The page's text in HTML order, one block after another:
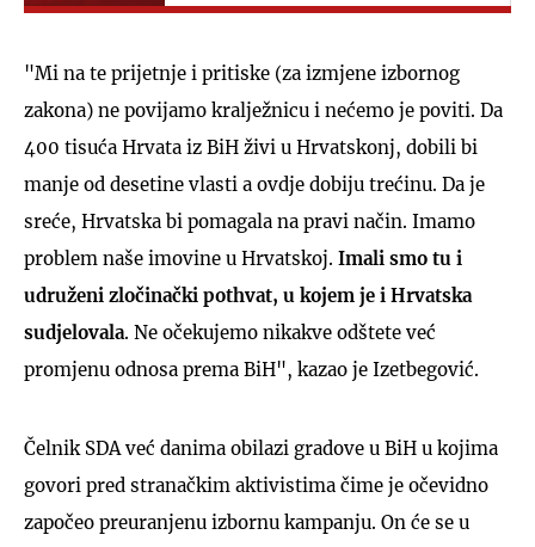
"Mi na te prijetnje i pritiske (za izmjene izbornog
zakona) ne povijamo kralježnicu i nećemo je poviti. Da
400 tisuća Hrvata iz BiH živi u Hrvatskonj, dobili bi
manje od desetine vlasti a ovdje dobiju trećinu. Da je
sreće, Hrvatska bi pomagala na pravi način. Imamo
problem naše imovine u Hrvatskoj. Imali smo tu i
udruženi zločinački pothvat, u kojem je i Hrvatska
sudjelovala. Ne očekujemo nikakve odštete već
promjenu odnosa prema BiH", kazao je Izetbegović.
Čelnik SDA već danima obilazi gradove u BiH u kojima
govori pred stranačkim aktivistima čime je očevidno
započeo preuranjenu izbornu kampanju. On će se u